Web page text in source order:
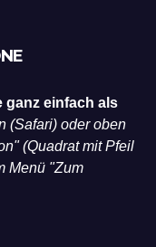
ganz einfach als
(Safari) oder oben
(Quadrat mit Pfeil
Menü "Zum